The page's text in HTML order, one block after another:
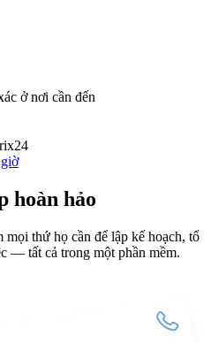
ở nơi cần đến
hoàn hảo
thứ họ cần để lập kế hoạch, tổ
— tất cả trong một phần mềm.